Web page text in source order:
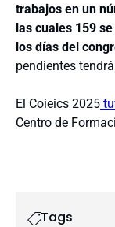
trabajos en un
las cuales 159
los días del
pendientes
El Coieics 2025
Centro de
Tags